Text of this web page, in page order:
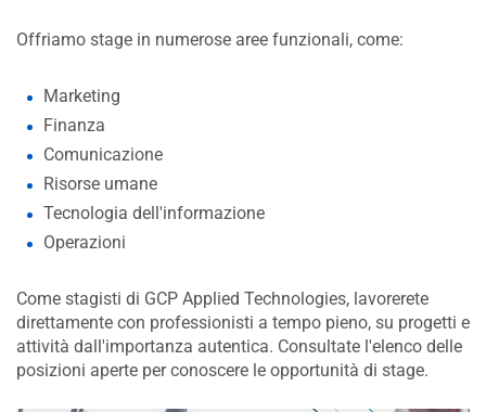
Offriamo stage in numerose aree funzionali, come:
Marketing
Finanza
Comunicazione
Risorse umane
Tecnologia dell'informazione
Operazioni
Come stagisti di GCP Applied Technologies, lavorerete
direttamente con professionisti a tempo pieno, su progetti e
attività dall'importanza autentica. Consultate l'elenco delle
posizioni aperte per conoscere le opportunità di stage.